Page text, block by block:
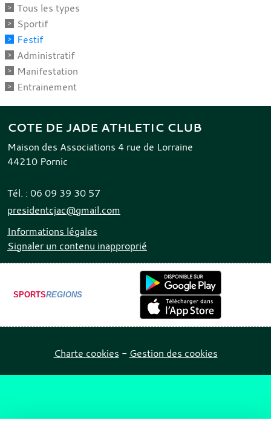
Tous les types
Sportif
Festif
Administratif
Manifestation
Entrainement
COTE DE JADE ATHLETIC CLUB
Maison des Associations 4 rue de Lorraine
44210 Pornic
Tél. : 06 09 39 30 57
presidentcjac@gmail.com
Informations légales
Signaler un contenu inapproprié
SPORTSREGIONS
Charte cookies Gestion des cookies